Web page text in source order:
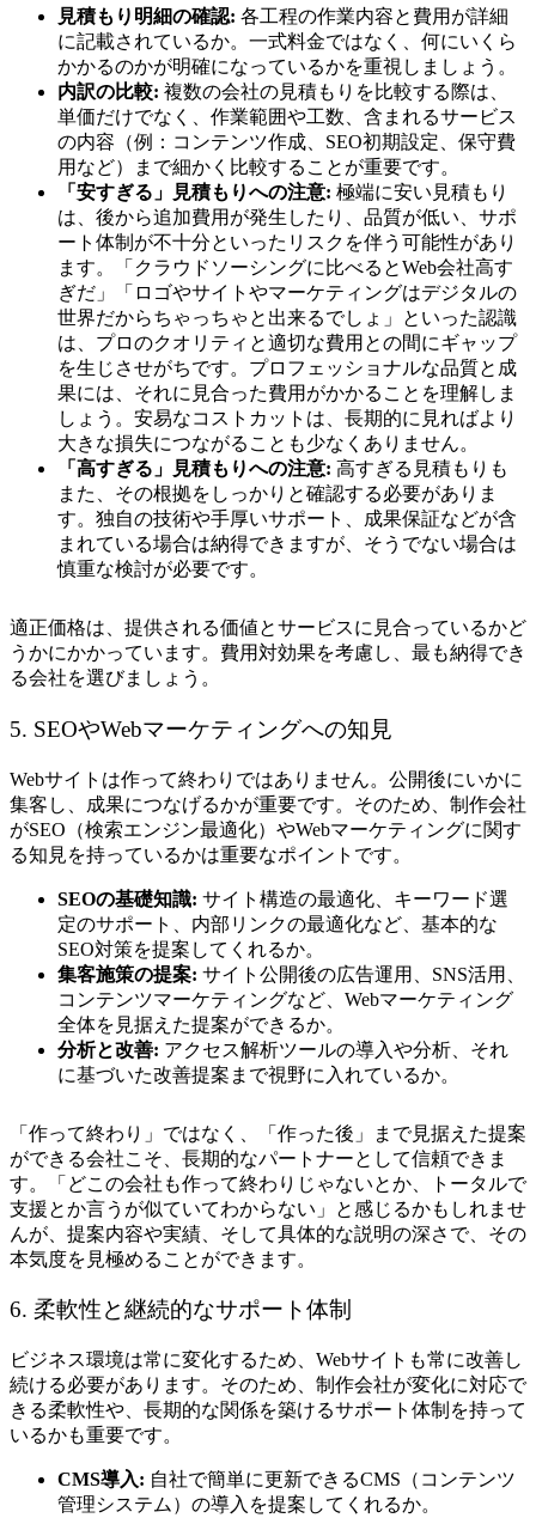
見積もり明細の確認: 各工程の作業内容と費用が詳細
に記載されているか。一式料金ではなく、何にいくら
かかるのかが明確になっているかを重視しましょう。
内訳の比較: 複数の会社の見積もりを比較する際は、
単価だけでなく、作業範囲や工数、含まれるサービス
の内容（例：コンテンツ作成、SEO初期設定、保守費
用など）まで細かく比較することが重要です。
「安すぎる」見積もりへの注意: 極端に安い見積もり
は、後から追加費用が発生したり、品質が低い、サポ
ート体制が不十分といったリスクを伴う可能性があり
ます。「クラウドソーシングに比べるとWeb会社高す
ぎだ」「ロゴやサイトやマーケティングはデジタルの
世界だからちゃっちゃと出来るでしょ」といった認識
は、プロのクオリティと適切な費用との間にギャップ
を生じさせがちです。プロフェッショナルな品質と成
果には、それに見合った費用がかかることを理解しま
しょう。安易なコストカットは、長期的に見ればより
大きな損失につながることも少なくありません。
「高すぎる」見積もりへの注意: 高すぎる見積もりも
また、その根拠をしっかりと確認する必要がありま
す。独自の技術や手厚いサポート、成果保証などが含
まれている場合は納得できますが、そうでない場合は
慎重な検討が必要です。
適正価格は、提供される価値とサービスに見合っているかど
うかにかかっています。費用対効果を考慮し、最も納得でき
る会社を選びましょう。
5. SEOやWebマーケティングへの知見
Webサイトは作って終わりではありません。公開後にいかに
集客し、成果につなげるかが重要です。そのため、制作会社
がSEO（検索エンジン最適化）やWebマーケティングに関す
る知見を持っているかは重要なポイントです。
SEOの基礎知識: サイト構造の最適化、キーワード選
定のサポート、内部リンクの最適化など、基本的な
SEO対策を提案してくれるか。
集客施策の提案: サイト公開後の広告運用、SNS活用、
コンテンツマーケティングなど、Webマーケティング
全体を見据えた提案ができるか。
分析と改善: アクセス解析ツールの導入や分析、それ
に基づいた改善提案まで視野に入れているか。
「作って終わり」ではなく、「作った後」まで見据えた提案
ができる会社こそ、長期的なパートナーとして信頼できま
す。「どこの会社も作って終わりじゃないとか、トータルで
支援とか言うが似ていてわからない」と感じるかもしれませ
んが、提案内容や実績、そして具体的な説明の深さで、その
本気度を見極めることができます。
6. 柔軟性と継続的なサポート体制
ビジネス環境は常に変化するため、Webサイトも常に改善し
続ける必要があります。そのため、制作会社が変化に対応で
きる柔軟性や、長期的な関係を築けるサポート体制を持って
いるかも重要です。
CMS導入: 自社で簡単に更新できるCMS（コンテンツ
管理システム）の導入を提案してくれるか。